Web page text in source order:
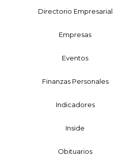
Directorio Empresarial
Empresas
Eventos
Finanzas Personales
Indicadores
Inside
Obituarios